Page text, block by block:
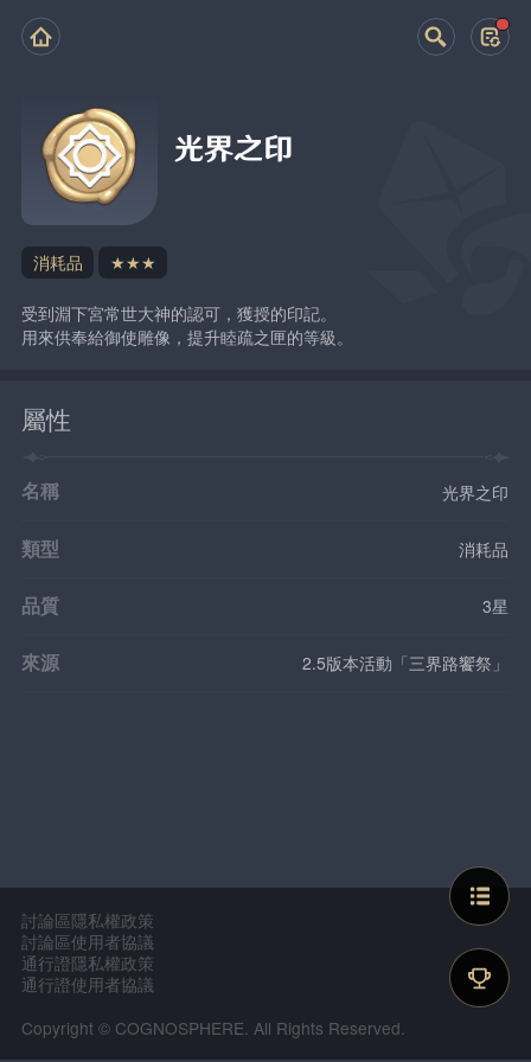
光界之印
消耗品 ★★★
受到淵下宮常世大神的認可，獲授的印記。
用來供奉給御使雕像，提升睦疏之匣的等級。
屬性
名稱 光界之印
類型 消耗品
品質 3星
來源 2.5版本活動「三界路饗祭」
討論區隱私權政策
討論區使用者協議
通行證隱私權政策
通行證使用者協議
Copyright © COGNOSPHERE. All Rights Reserved.